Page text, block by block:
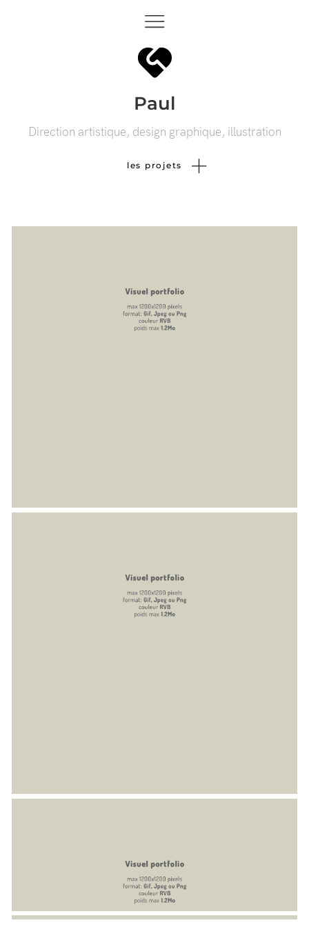
Paul
Direction artistique, design graphique, illustration
les projets